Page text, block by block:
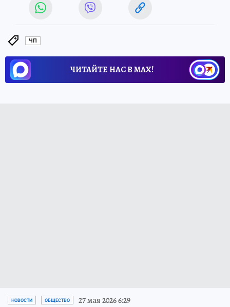
ЧП
ЧИТАЙТЕ НАС В МАХ!
НОВОСТИ ОБЩЕСТВО 27 мая 2026 6:29